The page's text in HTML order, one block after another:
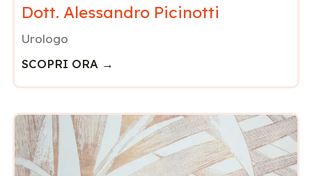
Dott. Alessandro Picinotti
Urologo
SCOPRI ORA →